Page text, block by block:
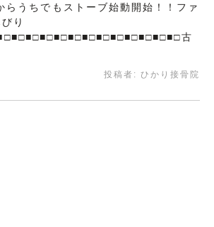
らうちでもストーブ始動開始！！ファ
り
古
投稿者: ひかり接骨院